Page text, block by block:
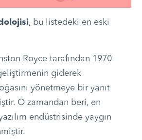
, bu listedeki en eski
Royce tarafından 1970
geliştirmenin giderek
yönetmeye bir yanıt
O zamandan beri, en
endüstrisinde yaygın